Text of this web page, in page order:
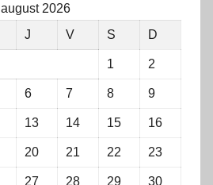
august 2026
J V S D
1 2
6 7 8 9
13 14 15 16
20 21 22 23
27 28 29 30